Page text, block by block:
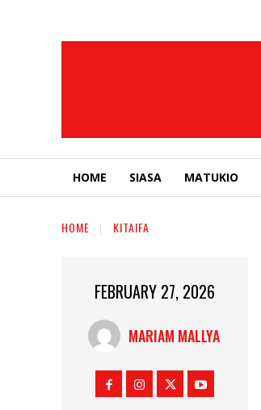
HOME SIASA MATUKIO
HOME KITAIFA
FEBRUARY 27, 2026
MARIAM MALLYA